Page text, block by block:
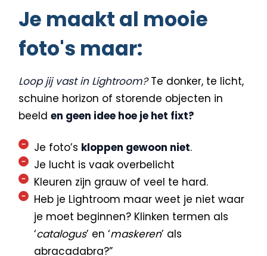
Je maakt al mooie
foto's maar:
Loop jij vast in Lightroom?Te donker, te licht,
schuine horizon of storende objecten in
beeld en geen idee hoe je het fixt?
Je foto’s kloppen gewoon niet.
Je lucht is vaak overbelicht
Kleuren zijn grauw of veel te hard.
Heb je Lightroom maar weet je niet waar
je moet beginnen? Klinken termen als
‘catalogus’ en ‘maskeren’ als
abracadabra?”